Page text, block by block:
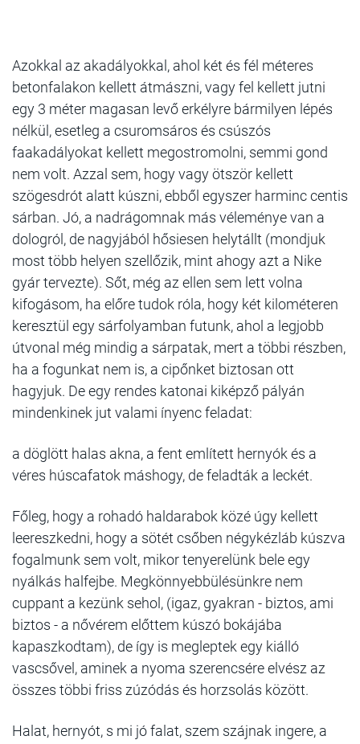
Azokkal az akadályokkal, ahol két és fél méteres
betonfalakon kellett átmászni, vagy fel kellett jutni
egy 3 méter magasan levő erkélyre bármilyen lépés
nélkül, esetleg a csuromsáros és csúszós
faakadályokat kellett megostromolni, semmi gond
nem volt. Azzal sem, hogy vagy ötször kellett
szögesdrót alatt kúszni, ebből egyszer harminc centis
sárban. Jó, a nadrágomnak más véleménye van a
dologról, de nagyjából hősiesen helytállt (mondjuk
most több helyen szellőzik, mint ahogy azt a Nike
gyár tervezte). Sőt, még az ellen sem lett volna
kifogásom, ha előre tudok róla, hogy két kilométeren
keresztül egy sárfolyamban futunk, ahol a legjobb
útvonal még mindig a sárpatak, mert a többi részben,
ha a fogunkat nem is, a cipőnket biztosan ott
hagyjuk. De egy rendes katonai kiképző pályán
mindenkinek jut valami ínyenc feladat:
a döglött halas akna, a fent említett hernyók és a
véres húscafatok máshogy, de feladták a leckét.
Főleg, hogy a rohadó haldarabok közé úgy kellett
leereszkedni, hogy a sötét csőben négykézláb kúszva
fogalmunk sem volt, mikor tenyerelünk bele egy
nyálkás halfejbe. Megkönnyebbülésünkre nem
cuppant a kezünk sehol, (igaz, gyakran - biztos, ami
biztos - a nővérem előttem kúszó bokájába
kapaszkodtam), de így is megleptek egy kiálló
vascsővel, aminek a nyoma szerencsére elvész az
összes többi friss zúzódás és horzsolás között.
Halat, hernyót, s mi jó falat, szem szájnak ingere, a